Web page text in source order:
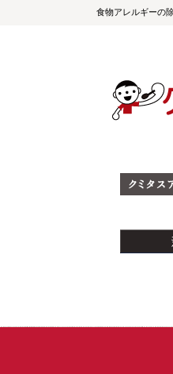
食物アレルギーの